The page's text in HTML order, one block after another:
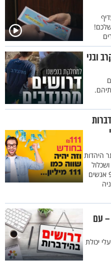
ובני
היהדות
כדי להגיע ללבם של עוד יהודים. רק 999 אנשים
עם
יכולת